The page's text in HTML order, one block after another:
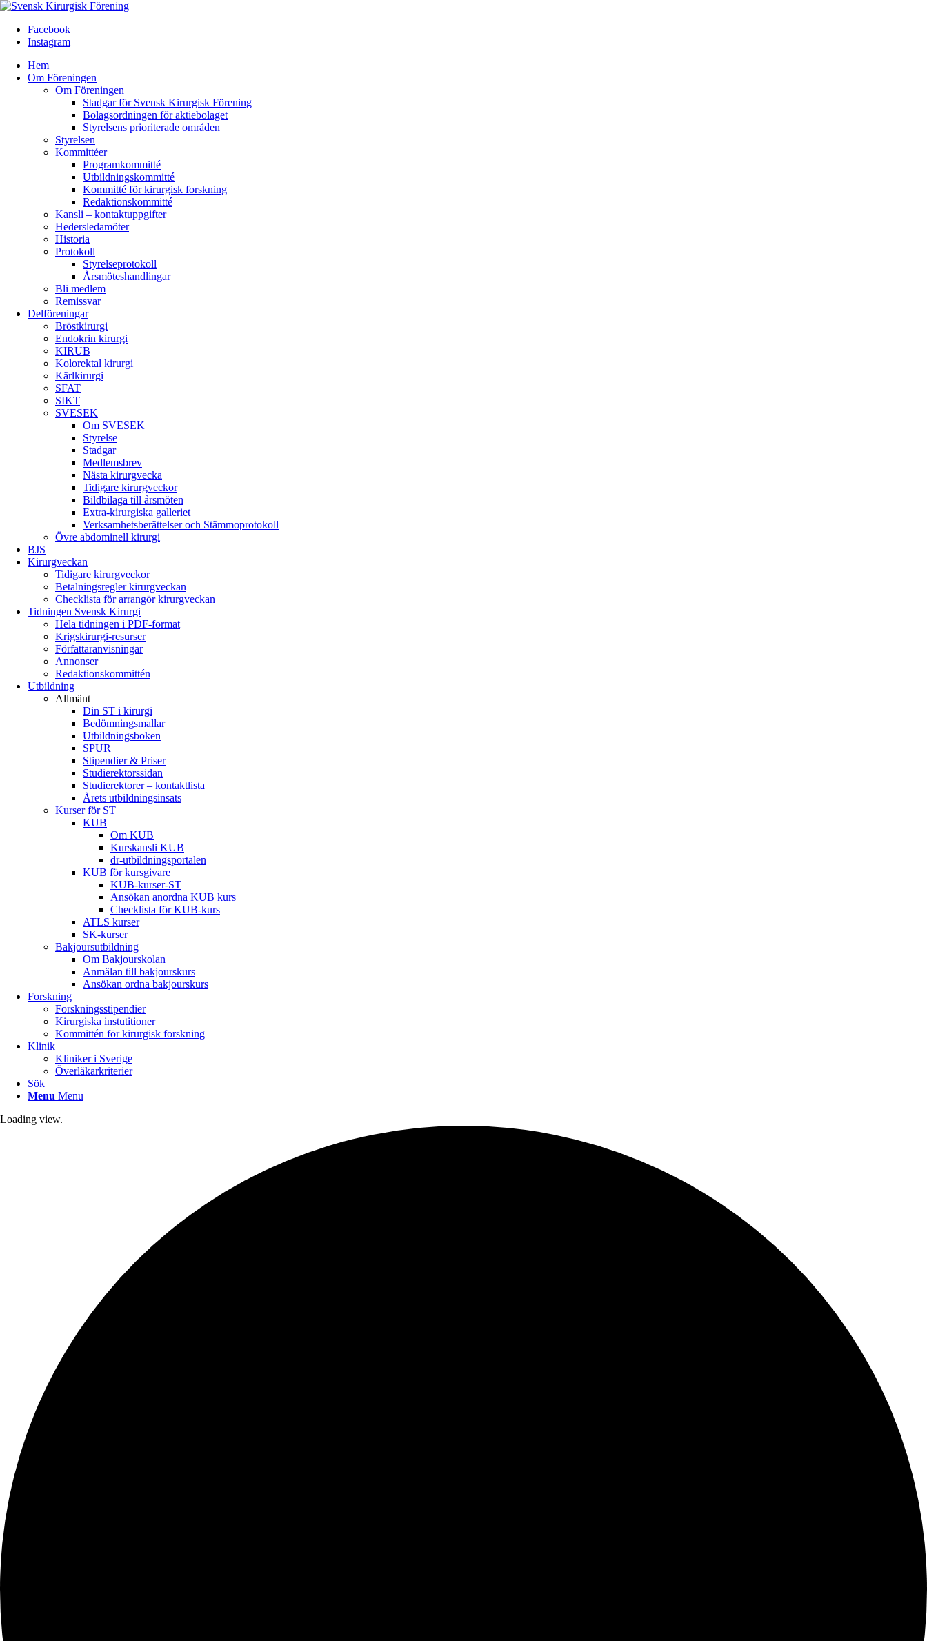
Facebook
Instagram
Hem
Om Föreningen
Om Föreningen
Stadgar för Svensk Kirurgisk Förening
Bolagsordningen för aktiebolaget
Styrelsens prioriterade områden
Styrelsen
Kommittéer
Programkommitté
Utbildningskommitté
Kommitté för kirurgisk forskning
Redaktionskommitté
Kansli – kontaktuppgifter
Hedersledamöter
Historia
Protokoll
Styrelseprotokoll
Årsmöteshandlingar
Bli medlem
Remissvar
Delföreningar
Bröstkirurgi
Endokrin kirurgi
KIRUB
Kolorektal kirurgi
Kärlkirurgi
SFAT
SIKT
SVESEK
Om SVESEK
Styrelse
Stadgar
Medlemsbrev
Nästa kirurgvecka
Tidigare kirurgveckor
Bildbilaga till årsmöten
Extra-kirurgiska galleriet
Verksamhetsberättelser och Stämmoprotokoll
Övre abdominell kirurgi
BJS
Kirurgveckan
Tidigare kirurgveckor
Betalningsregler kirurgveckan
Checklista för arrangör kirurgveckan
Tidningen Svensk Kirurgi
Hela tidningen i PDF-format
Krigskirurgi-resurser
Författaranvisningar
Annonser
Redaktionskommittén
Utbildning
Allmänt
Din ST i kirurgi
Bedömningsmallar
Utbildningsboken
SPUR
Stipendier & Priser
Studierektorssidan
Studierektorer – kontaktlista
Årets utbildningsinsats
Kurser för ST
KUB
Om KUB
Kurskansli KUB
dr-utbildningsportalen
KUB för kursgivare
KUB-kurser-ST
Ansökan anordna KUB kurs
Checklista för KUB-kurs
ATLS kurser
SK-kurser
Bakjoursutbildning
Om Bakjourskolan
Anmälan till bakjourskurs
Ansökan ordna bakjourskurs
Forskning
Forskningsstipendier
Kirurgiska instutitioner
Kommittén för kirurgisk forskning
Klinik
Kliniker i Sverige
Överläkarkriterier
Sök
Menu Menu
Loading view.